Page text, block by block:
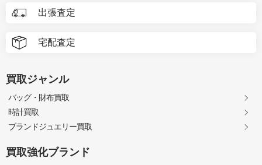
出張査定
宅配査定
買取ジャンル
バッグ・財布買取
時計買取
ブランドジュエリー買取
買取強化ブランド